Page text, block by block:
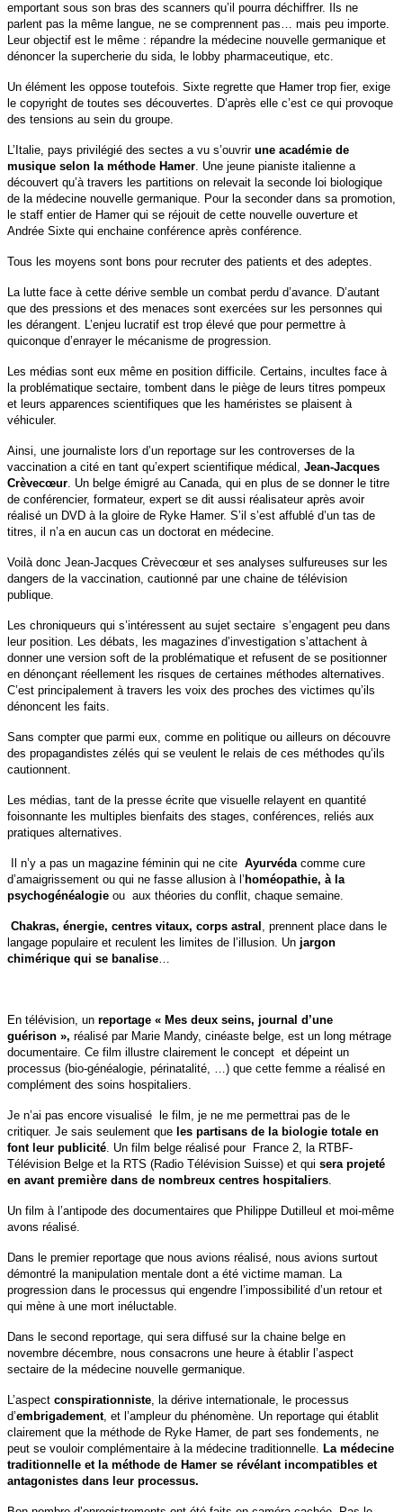
emportant sous son bras des scanners qu’il pourra déchiffrer. Ils ne
parlent pas la même langue, ne se comprennent pas… mais peu importe.
Leur objectif est le même : répandre la médecine nouvelle germanique et
dénoncer la supercherie du sida, le lobby pharmaceutique, etc.
Un élément les oppose toutefois. Sixte regrette que Hamer trop fier, exige
le copyright de toutes ses découvertes. D’après elle c’est ce qui provoque
des tensions au sein du groupe.
L’Italie, pays privilégié des sectes a vu s’ouvrir une académie de
musique selon la méthode Hamer. Une jeune pianiste italienne a
découvert qu’à travers les partitions on relevait la seconde loi biologique
de la médecine nouvelle germanique. Pour la seconder dans sa promotion,
le staff entier de Hamer qui se réjouit de cette nouvelle ouverture et
Andrée Sixte qui enchaine conférence après conférence.
Tous les moyens sont bons pour recruter des patients et des adeptes.
La lutte face à cette dérive semble un combat perdu d’avance. D’autant
que des pressions et des menaces sont exercées sur les personnes qui
les dérangent. L’enjeu lucratif est trop élevé que pour permettre à
quiconque d’enrayer le mécanisme de progression.
Les médias sont eux même en position difficile. Certains, incultes face à
la problématique sectaire, tombent dans le piège de leurs titres pompeux
et leurs apparences scientifiques que les haméristes se plaisent à
véhiculer.
Ainsi, une journaliste lors d’un reportage sur les controverses de la
vaccination a cité en tant qu’expert scientifique médical, Jean-Jacques
Crèvecœur. Un belge émigré au Canada, qui en plus de se donner le titre
de conférencier, formateur, expert se dit aussi réalisateur après avoir
réalisé un DVD à la gloire de Ryke Hamer. S’il s’est affublé d’un tas de
titres, il n’a en aucun cas un doctorat en médecine.
Voilà donc Jean-Jacques Crèvecœur et ses analyses sulfureuses sur les
dangers de la vaccination, cautionné par une chaine de télévision
publique.
Les chroniqueurs qui s’intéressent au sujet sectaire s’engagent peu dans
leur position. Les débats, les magazines d’investigation s’attachent à
donner une version soft de la problématique et refusent de se positionner
en dénonçant réellement les risques de certaines méthodes alternatives.
C’est principalement à travers les voix des proches des victimes qu’ils
dénoncent les faits.
Sans compter que parmi eux, comme en politique ou ailleurs on découvre
des propagandistes zélés qui se veulent le relais de ces méthodes qu’ils
cautionnent.
Les médias, tant de la presse écrite que visuelle relayent en quantité
foisonnante les multiples bienfaits des stages, conférences, reliés aux
pratiques alternatives.
Il n’y a pas un magazine féminin qui ne cite Ayurvédacomme cure
d’amaigrissement ou qui ne fasse allusion à l’ homéopathie, à la
psychogénéalogie ou aux théories du conflit, chaque semaine.
Chakras, énergie, centres vitaux, corps astral , prennent place dans le
langage populaire et reculent les limites de l’illusion. Un jargon
chimérique qui se banalise…
En télévision, un reportage « Mes deux seins, journal d’une
guérison », réalisé par Marie Mandy, cinéaste belge, est un long métrage
documentaire. Ce film illustre clairement le concept et dépeint un
processus (bio-généalogie, périnatalité, …) que cette femme a réalisé en
complément des soins hospitaliers.
Je n’ai pas encore visualisé le film, je ne me permettrai pas de le
critiquer. Je sais seulement que les partisans de la biologie totale en
font leur publicité. Un film belge réalisé pour France 2, la RTBF-
Télévision Belge et la RTS (Radio Télévision Suisse) et qui sera projeté
en avant première dans de nombreux centres hospitaliers.
Un film à l’antipode des documentaires que Philippe Dutilleul et moi-même
avons réalisé.
Dans le premier reportage que nous avions réalisé, nous avions surtout
démontré la manipulation mentale dont a été victime maman. La
progression dans le processus qui engendre l’impossibilité d’un retour et
qui mène à une mort inéluctable.
Dans le second reportage, qui sera diffusé sur la chaine belge en
novembre décembre, nous consacrons une heure à établir l’aspect
sectaire de la médecine nouvelle germanique.
L’aspect conspirationniste, la dérive internationale, le processus
d’embrigadement, et l’ampleur du phénomène. Un reportage qui établit
clairement que la méthode de Ryke Hamer, de part ses fondements, ne
peut se vouloir complémentaire à la médecine traditionnelle. La médecine
traditionnelle et la méthode de Hamer se révélant incompatibles et
antagonistes dans leur processus.